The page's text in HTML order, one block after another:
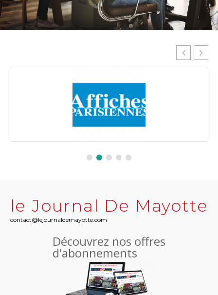
le Journal De Mayotte
contact@lejournaldemayotte.com
Découvrez nos offres
d'abonnements